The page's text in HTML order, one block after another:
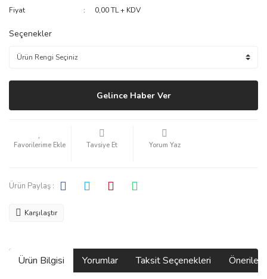
Fiyat
0,00 TL + KDV
Seçenekler
Gelince Haber Ver
Tavsiye Et Yorum Yaz
Ürün Paylaş :
Karşılaştır
Ürün Bilgisi Yorumlar Taksit Seçenekleri